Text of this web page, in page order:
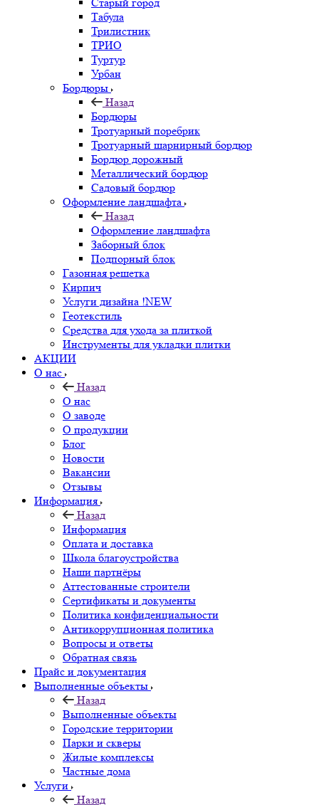
Табула
Трилистник
ТРИО
Туртур
Урбан
Бордюры
Назад
Бордюры
Тротуарный поребрик
Тротуарный шарнирный бордюр
Бордюр дорожный
Металлический бордюр
Садовый бордюр
Оформление ландшафта
Назад
Оформление ландшафта
Заборный блок
Подпорный блок
Газонная решетка
Кирпич
Услуги дизайна !NEW
Геотекстиль
Средства для ухода за плиткой
Инструменты для укладки плитки
АКЦИИ
О нас
Назад
О нас
О заводе
О продукции
Блог
Новости
Вакансии
Отзывы
Информация
Назад
Информация
Оплата и доставка
Школа благоустройства
Наши партнёры
Аттестованные строители
Сертификаты и документы
Политика конфиденциальности
Антикоррупционная политика
Вопросы и ответы
Обратная связь
Прайс и документация
Выполненные объекты
Назад
Выполненные объекты
Городские территории
Парки и скверы
Жилые комплексы
Частные дома
Услуги
Назад